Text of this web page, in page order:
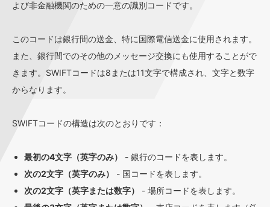
よび非金融機関のための一意の識別コードです。
このコードは銀行間の送金、特に国際電信送金に使用されます。
また、銀行間でのその他のメッセージ交換にも使用することがで
きます。SWIFTコードは8または11文字で構成され、文字と数字
からなります。
SWIFTコードの構造は次のとおりです：
最初の4文字（英字のみ）
- 銀行のコードを表します。
次の2文字（英字のみ）
- 国コードを表します。
次の2文字（英字または数字）
- 場所コードを表します。